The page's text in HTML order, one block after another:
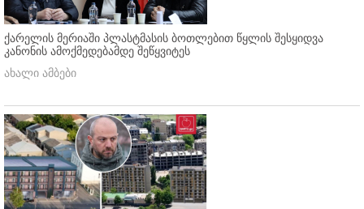
ქარელის მერიაში პლასტმასის ბოთლებით წყლის შესყიდვა
კანონის ამოქმედებამდე შეწყვიტეს
ახალი ამბები